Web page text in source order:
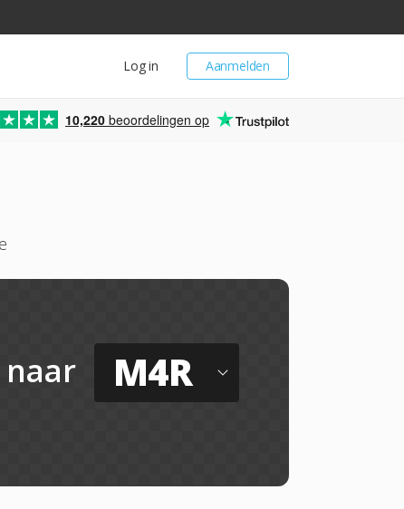
Aanmelden
Log in
10,220 beoordelingen op
naar M4R